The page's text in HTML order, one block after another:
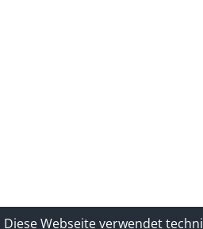
Diese Webseite verwendet